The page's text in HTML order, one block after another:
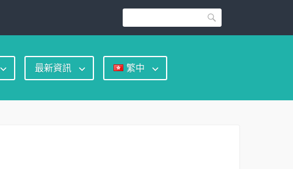
Search
最新資訊 繁中